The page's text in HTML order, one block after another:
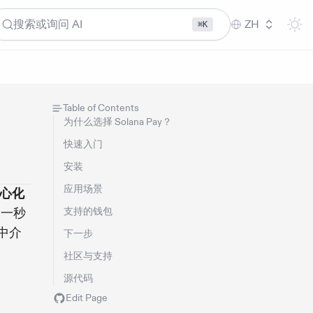
搜索或询问 AI ⌘K ZH
化
秒
介
Table of Contents
为什么选择 Solana Pay？
快速入门
安装
应用场景
支持的钱包
下一步
社区与支持
源代码
Edit Page